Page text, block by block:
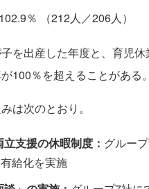
％ （212人／206人）
を出産した年度と、育児
100％を超えることがある。
は次のとおり。
支援の休暇制度： グルー
給化を実施